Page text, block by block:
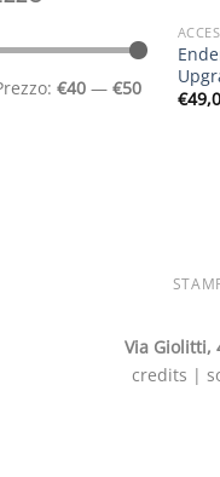
€40 — €50
€
Via Giolitti,
credits |